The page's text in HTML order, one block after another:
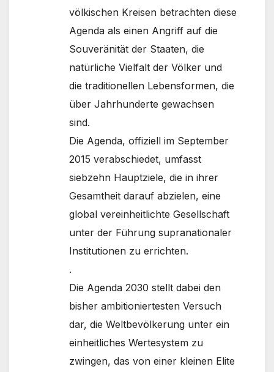
völkischen Kreisen betrachten diese
Agenda als einen Angriff auf die
Souveränität der Staaten, die
natürliche Vielfalt der Völker und
die traditionellen Lebensformen, die
über Jahrhunderte gewachsen
sind.
Die Agenda, offiziell im September
2015 verabschiedet, umfasst
siebzehn Hauptziele, die in ihrer
Gesamtheit darauf abzielen, eine
global vereinheitlichte Gesellschaft
unter der Führung supranationaler
Institutionen zu errichten.
.
Die Agenda 2030 stellt dabei den
bisher ambitioniertesten Versuch
dar, die Weltbevölkerung unter ein
einheitliches Wertesystem zu
zwingen, das von einer kleinen Elite